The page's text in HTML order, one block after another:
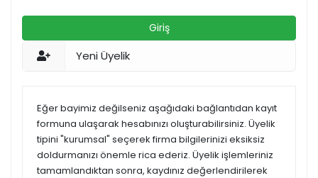
Giriş
Yeni Üyelik
Eğer bayimiz değilseniz aşağıdaki bağlantıdan kayıt
formuna ulaşarak hesabınızı oluşturabilirsiniz. Üyelik
tipini "kurumsal" seçerek firma bilgilerinizi eksiksiz
doldurmanızı önemle rica ederiz. Üyelik işlemleriniz
tamamlandıktan sonra, kaydınız değerlendirilerek